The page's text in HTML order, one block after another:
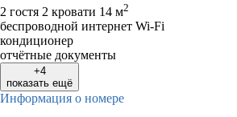
2 гостя 2 кровати 14 м2
беспроводной интернет Wi-Fi
кондиционер
отчётные документы
+4
показать ещё
Информация о номере